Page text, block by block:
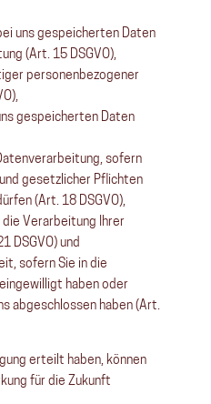
uns gespeicherten Daten
(Art. 15 DSGVO),
personenbezogener
gespeicherten Daten
sofern
gesetzlicher Pflichten
(Art. 18 DSGVO),
Verarbeitung Ihrer
DSGVO) und
sofern Sie in die
haben oder
abgeschlossen haben (Art.
erteilt haben, können
für die Zukunft